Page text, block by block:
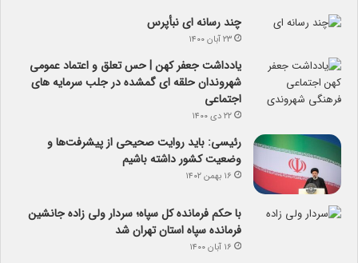
چند رسانه ای نبأپرس
۲۳ آبان ۱۴۰۰
یادداشت جعفر کهن | حس تعلق و اعتماد عمومی
شهروندان حلقه ای گمشده در جلب سرمایه های
اجتماعی
۲۲ دی ۱۴۰۰
رئیسی: باید روایت صحیحی از پیشرفت‌ها و
وضعیت کشور داشته باشیم
۱۶ بهمن ۱۴۰۲
با حکم فرمانده کل سپاه؛ سردار ولی زاده جانشین
فرمانده سپاه استان تهران شد
۱۶ آبان ۱۴۰۰